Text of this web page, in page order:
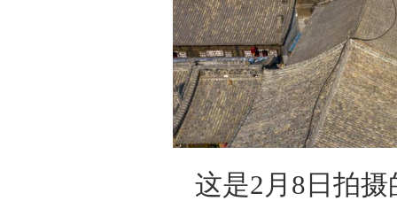
这是2月8日拍